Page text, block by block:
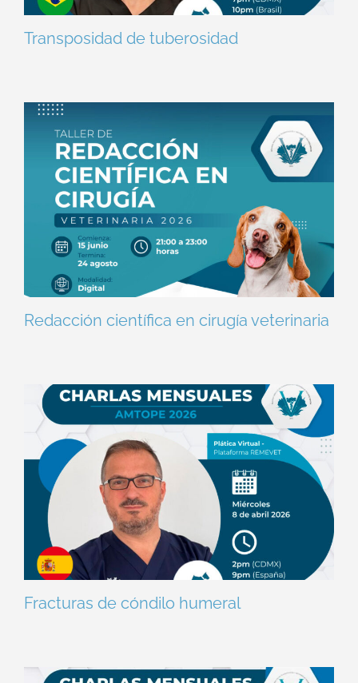
Transposidad de tuberosidad
Redacción científica en cirugía veterinaria
Fracturas de cóndilo humeral